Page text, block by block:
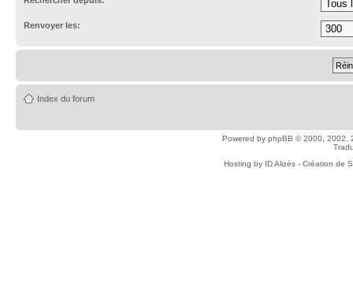
Renvoyer les:
Index du forum
Powered by phpBB © 2000, 2002,
Hosting by ID Alizés - Création de